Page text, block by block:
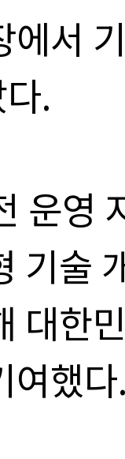
에서
.
운영
기술
대한
여했